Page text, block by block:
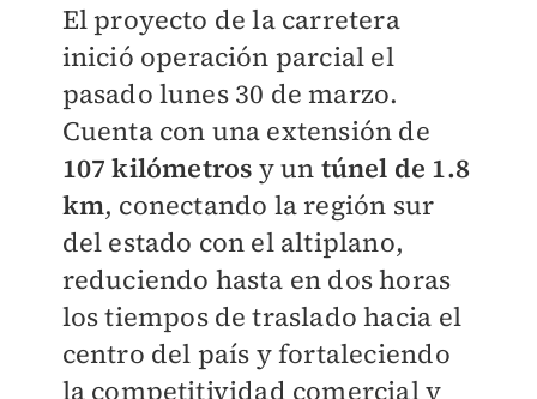
El proyecto de la carretera
inició operación parcial el
pasado lunes 30 de marzo.
Cuenta con una extensión de
107 kilómetros y un túnel de 1.8
km, conectando la región sur
del estado con el altiplano,
reduciendo hasta en dos horas
los tiempos de traslado hacia el
centro del país y fortaleciendo
la competitividad comercial y